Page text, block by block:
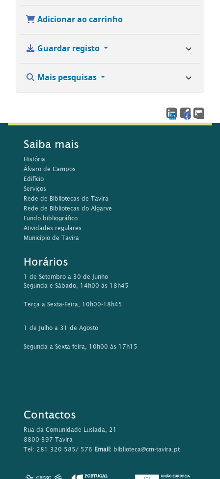
Adicionar ao carrinho
Guardar registo
Mais pesquisas
Saiba mais
História
Álvaro de Campos
Edifício
Serviços
Rede de Bibliotecas de Tavira
Rede de Bibliotecas do Algarve
Fundo bibliográfico
Atividades regulares
Município de Tavira
Horários
1 de Setembro a 30 de Junho
Segunda e Sábado, 14h00 às 18h45
Terça a Sexta-Feira, 10h00-18h45
1 de Julho a 31 de Agosto
Segunda a Sexta-feira, 10h00 às 17h15
Contactos
Rua da Comunidade Lusíada, 21
8800-397 Tavira
Tel: 281 320 585/ 576 Email: biblioteca@cm-tavira.pt